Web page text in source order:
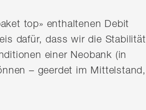
top» enthaltenen Debit
dafür, dass wir die Stabilität
einer Neobank (in
– geerdet im Mittelstand,